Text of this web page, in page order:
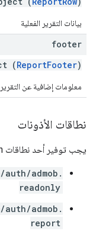
بيانات التقرير الفعلية
footer
(ReportFooter)
معلومات إضافية عن التقرير
نطاقات الأذونات
يجب توفير أحد نطاقات OAuth التالية:
admob.
readonly
admob.
report